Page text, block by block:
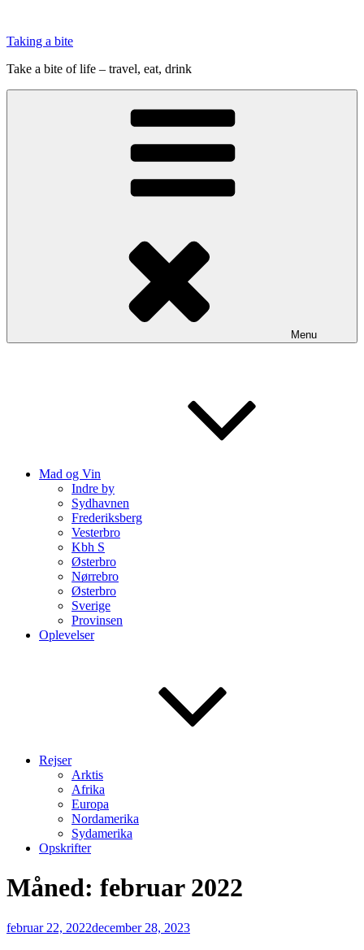
indhold
Taking a bite
Take a bite of life – travel, eat, drink
Menu
Mad og Vin
Indre by
Sydhavnen
Frederiksberg
Vesterbro
Kbh S
Østerbro
Nørrebro
Østerbro
Sverige
Provinsen
Oplevelser
Rejser
Arktis
Afrika
Europa
Nordamerika
Sydamerika
Opskrifter
Måned: februar 2022
Udgivet
februar 22, 2022december 28, 2023